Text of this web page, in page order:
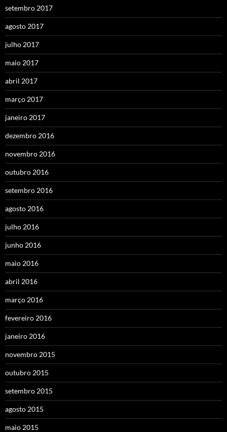
setembro 2017
agosto 2017
julho 2017
maio 2017
abril 2017
março 2017
janeiro 2017
dezembro 2016
novembro 2016
outubro 2016
setembro 2016
agosto 2016
julho 2016
junho 2016
maio 2016
abril 2016
março 2016
fevereiro 2016
janeiro 2016
novembro 2015
outubro 2015
setembro 2015
agosto 2015
maio 2015